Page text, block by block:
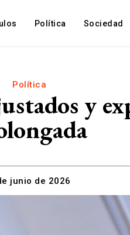
Política Sociedad
Política
y
junio de 2026